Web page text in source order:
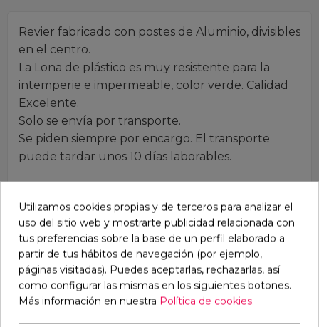
Revier fabricado con postes de Aluminio, divisibles
en el centro.
La Lona de plástico es muy resistente para la
intemperie e impermeable, color verde. Calidad
Excelente.
Solo se envía por transporte.
Se piden siempre por encargo. El transporte
puede tardar unos 10 días laborables.
Talla S - 1 Unidad
Talla XL - Pack 6 Unidades
Puede descargar el catálogo
completoDESCARGAR y pedirnos las tarifas
PROFESIONALES.
Utilizamos cookies propias y de terceros para analizar el
uso del sitio web y mostrarte publicidad relacionada con
tus preferencias sobre la base de un perfil elaborado a
partir de tus hábitos de navegación (por ejemplo,
páginas visitadas). Puedes aceptarlas, rechazarlas, así
como configurar las mismas en los siguientes botones.
Más información en nuestra Política de cookies.